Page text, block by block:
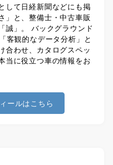
して日経新聞などにも掲
」と、整備士・中古車販
誠」。 バックグラウンド
客観的なデータ分析」と
合わせ、カタログスペッ
当に役立つ車の情報をお
ールはこちら